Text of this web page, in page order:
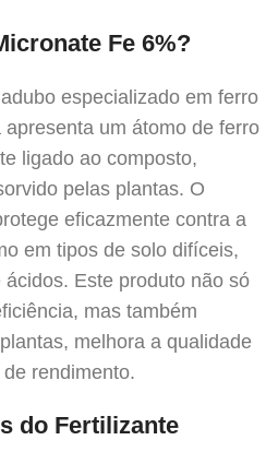
Fe 6%?
especializado em ferro
um átomo de ferro
ligado ao composto,
pelas plantas. O
eficazmente contra a
em tipos de solo difíceis,
Este produto não só
mas também
melhora a qualidade
rendimento.
do Fertilizante